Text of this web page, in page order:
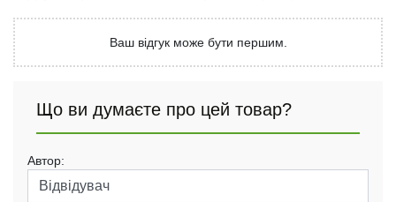
Ваш відгук може бути першим.
Що ви думаєте про цей товар?
Автор: